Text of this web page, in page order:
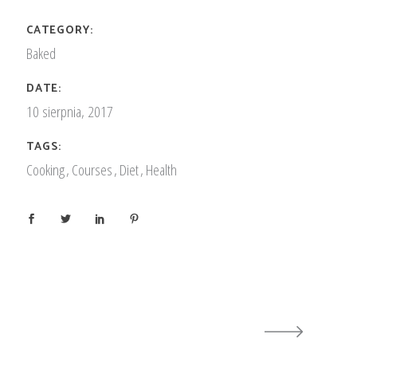
CATEGORY:
Baked
DATE:
10 sierpnia, 2017
TAGS:
Cooking Courses Diet Health